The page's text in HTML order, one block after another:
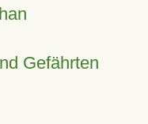
Gefährten